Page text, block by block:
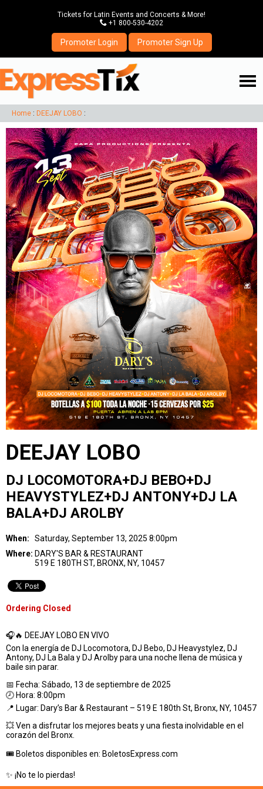
Tickets for Latin Events and Concerts & More!
P +1 800-530-4202
Promoter Login Promoter Sign Up
☰
Home : DEEJAY LOBO :
DEEJAY LOBO
DJ LOCOMOTORA+DJ BEBO+DJ
HEAVYSTYLEZ+DJ ANTONY+DJ LA
BALA+DJ AROLBY
When:
Saturday, September 13, 2025 8:00pm
Where: DARY'S BAR & RESTAURANT
519 E 180TH ST, BRONX, NY, 10457
Ordering Closed
🎧🔥 DEEJAY LOBO EN VIVO
Con la energía de DJ Locomotora, DJ Bebo, DJ Heavystylez, DJ
Antony, DJ La Bala y DJ Arolby para una noche llena de música y
baile sin parar.
📅 Fecha: Sábado, 13 de septiembre de 2025
🕗 Hora: 8:00pm
📍 Lugar: Dary’s Bar & Restaurant – 519 E 180th St, Bronx, NY, 10457
💥 Ven a disfrutar los mejores beats y una fiesta inolvidable en el
corazón del Bronx.
🎟 Boletos disponibles en: BoletosExpress.com
✨ ¡No te lo pierdas!